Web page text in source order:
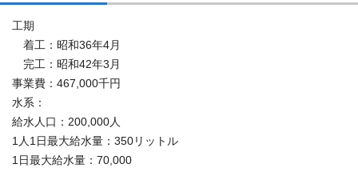
工期
着工：昭和36年4月
完工：昭和42年3月
事業費：467,000千円
水系：
給水人口：200,000人
1人1日最大給水量：350リットル
1日最大給水量：70,000